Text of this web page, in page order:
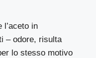
l’aceto in
– odore, risulta
lo stesso motivo